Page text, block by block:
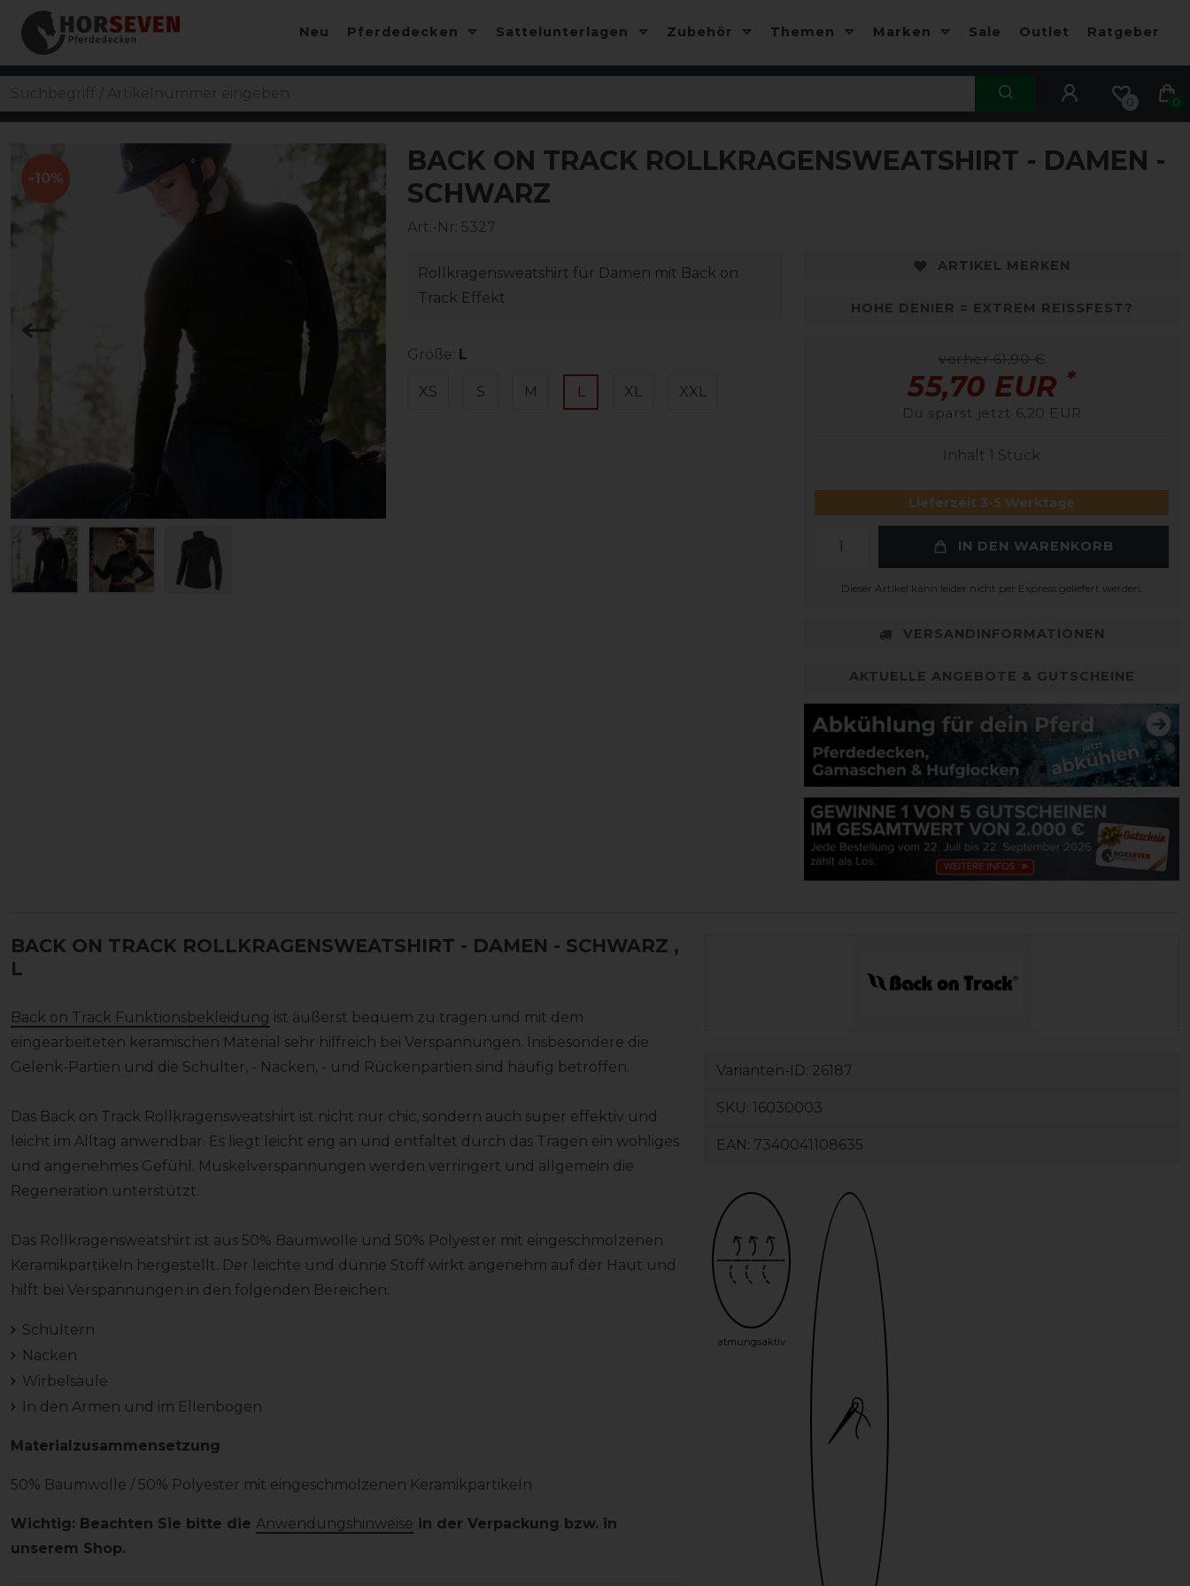
Neu Pferdedecken Sattelunterlagen Zubehör Themen Marken Sale Outlet Ratgeber
0 0
-10%
BACK ON TRACK ROLLKRAGENSWEATSHIRT - DAMEN -
SCHWARZ
Art.-Nr: 5327
Rollkragensweatshirt für Damen mit Back on
Track Effekt
Größe: L
XS S M L XL XXL
ARTIKEL MERKEN
HOHE DENIER = EXTREM REISSFEST?
vorher 61,90 €
55,70 EUR *
Du sparst jetzt 6,20 EUR
Inhalt 1 Stück
Lieferzeit 3-5 Werktage
IN DEN WARENKORB
Dieser Artikel kann leider nicht per Express geliefert werden.
VERSANDINFORMATIONEN
AKTUELLE ANGEBOTE & GUTSCHEINE
BACK ON TRACK ROLLKRAGENSWEATSHIRT - DAMEN - SCHWARZ ,
L
Back on Track Funktionsbekleidung ist äußerst bequem zu tragen und mit dem
eingearbeiteten keramischen Material sehr hilfreich bei Verspannungen. Insbesondere die
Gelenk-Partien und die Schulter, - Nacken, - und Rückenpartien sind häufig betroffen.
Das Back on Track Rollkragensweatshirt ist nicht nur chic, sondern auch super effektiv und
leicht im Alltag anwendbar. Es liegt leicht eng an und entfaltet durch das Tragen ein wohliges
und angenehmes Gefühl. Muskelverspannungen werden verringert und allgemein die
Regeneration unterstützt.
Das Rollkragensweatshirt ist aus 50% Baumwolle und 50% Polyester mit eingeschmolzenen
Keramikpartikeln hergestellt. Der leichte und dünne Stoff wirkt angenehm auf der Haut und
hilft bei Verspannungen in den folgenden Bereichen:
Schultern
Nacken
Wirbelsäule
In den Armen und im Ellenbogen
Materialzusammensetzung
50% Baumwolle / 50% Polyester mit eingeschmolzenen Keramikpartikeln
Wichtig: Beachten Sie bitte die Anwendungshinweise in der Verpackung bzw. in
unserem Shop.
Varianten-ID: 26187
SKU: 16030003
EAN: 7340041108635
atmungsaktiv